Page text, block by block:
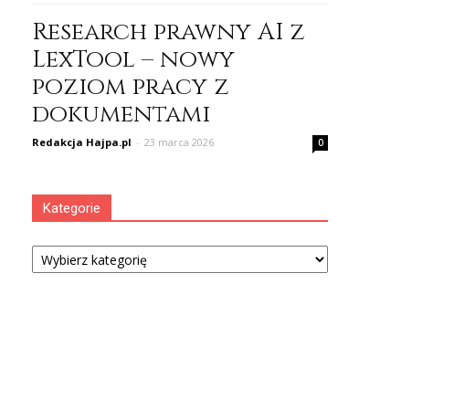
Research prawny AI z
LexTool – nowy
poziom pracy z
dokumentami
Redakcja Hajpa.pl - 23 marca 2026 0
Kategorie
Kategorie